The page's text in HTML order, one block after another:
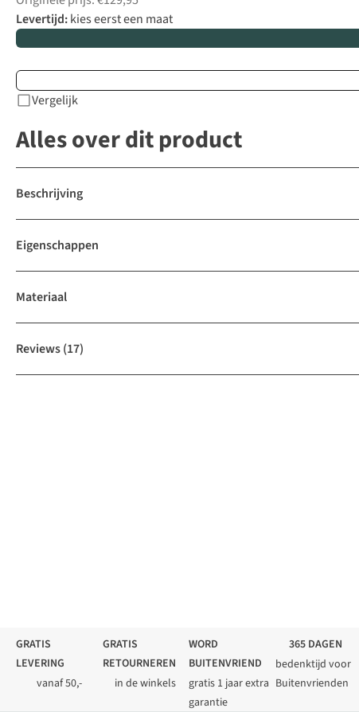
Levertijd:kies eerst een maat
Vergelijk
Alles over dit product
Beschrijving
Eigenschappen
Materiaal
Reviews(17)
GRATIS
LEVERING
vanaf 50,-
GRATIS
RETOURNEREN
in de winkels
WORD
BUITENVRIEND
gratis 1 jaar extra
garantie
365 DAGEN
bedenktijd voor
Buitenvrienden